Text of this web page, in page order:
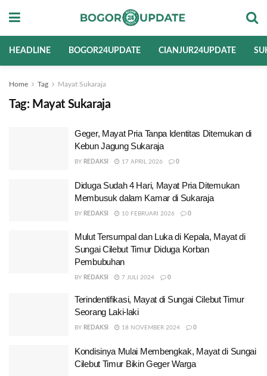
HEADLINE BOGOR24UPDATE CIANJUR24UPDATE
Home Tag Mayat Sukaraja
Tag: Mayat Sukaraja
Geger, Mayat Pria Tanpa Identitas Ditemukan di
Kebun Jagung Sukaraja
BY REDAKSI 17 APRIL 2026 0
Diduga Sudah 4 Hari, Mayat Pria Ditemukan
Membusuk dalam Kamar di Sukaraja
BY REDAKSI 10 FEBRUARI 2026 0
Mulut Tersumpal dan Luka di Kepala, Mayat di
Sungai Cilebut Timur Diduga Korban
Pembubuhan
BY REDAKSI 7 JULI 2024 0
Terindentifikasi, Mayat di Sungai Cilebut Timur
Seorang Laki-laki
BY REDAKSI 18 NOVEMBER 2024 0
Kondisinya Mulai Membengkak, Mayat di Sungai
Cilebut Timur Bikin Geger Warga